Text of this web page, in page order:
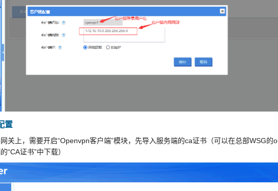
置
关上，需要开启“Openvpn客户端”模块，先导入服务端的ca证书（可以在总部WSG的o
“CA证书”中下载）